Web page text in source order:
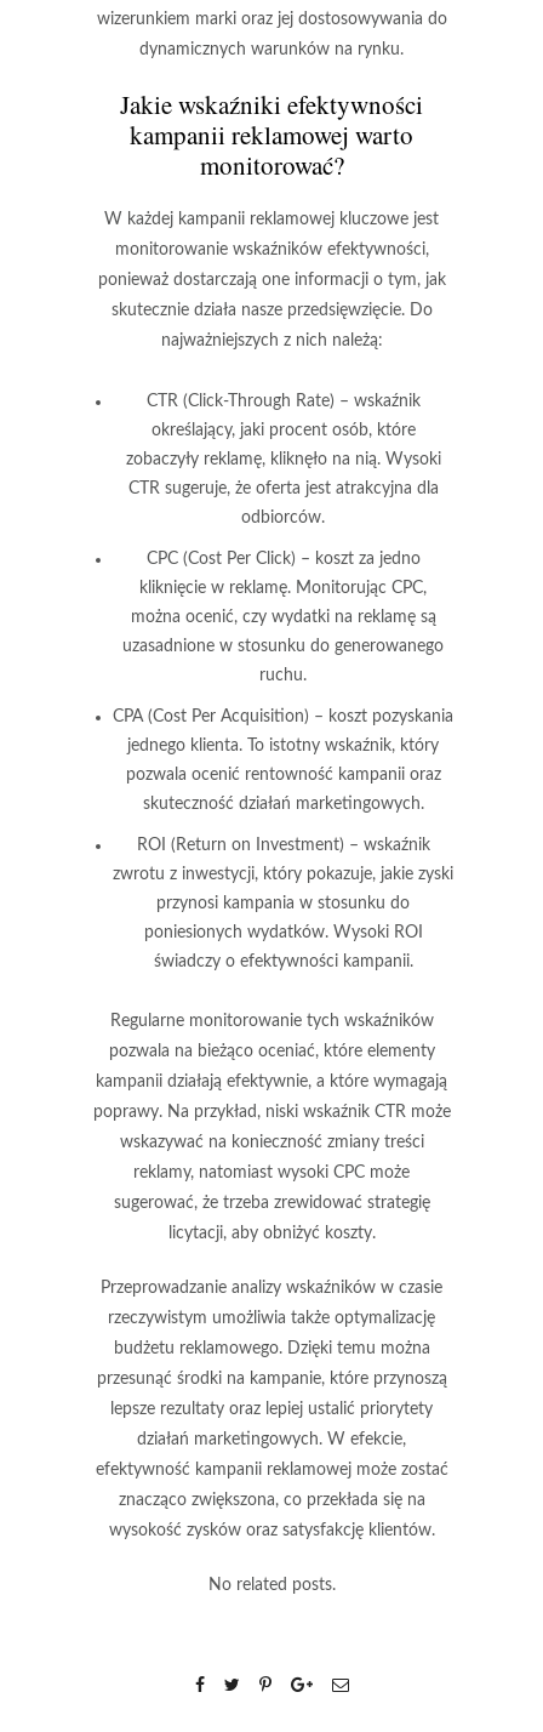
wizerunkiem marki oraz jej dostosowywania do
dynamicznych warunków na rynku.
Jakie wskaźniki efektywności
kampanii reklamowej warto
monitorować?
W każdej kampanii reklamowej kluczowe jest
monitorowanie wskaźników efektywności,
ponieważ dostarczają one informacji o tym, jak
skutecznie działa nasze przedsięwzięcie. Do
najważniejszych z nich należą:
CTR(Click-Through Rate) – wskaźnik
określający, jaki procent osób, które
zobaczyły reklamę, kliknęło na nią. Wysoki
CTR sugeruje, że oferta jest atrakcyjna dla
odbiorców.
CPC(Cost Per Click) – koszt za jedno
kliknięcie w reklamę. Monitorując CPC,
można ocenić, czy wydatki na reklamę są
uzasadnione w stosunku do generowanego
ruchu.
CPA(Cost Per Acquisition) – koszt pozyskania
jednego klienta. To istotny wskaźnik, który
pozwala ocenić rentowność kampanii oraz
skuteczność działań marketingowych.
ROI (Return on Investment) – wskaźnik
zwrotu z inwestycji, który pokazuje, jakie zyski
przynosi kampania w stosunku do
poniesionych wydatków. Wysoki ROI
świadczy o efektywności kampanii.
Regularne monitorowanie tych wskaźników
pozwala na bieżąco oceniać, które elementy
kampanii działają efektywnie, a które wymagają
poprawy. Na przykład, niski wskaźnik CTR może
wskazywać na konieczność zmiany treści
reklamy, natomiast wysoki CPC może
sugerować, że trzeba zrewidować strategię
licytacji, aby obniżyć koszty.
Przeprowadzanie analizy wskaźników w czasie
rzeczywistym umożliwia także optymalizację
budżetu reklamowego. Dzięki temu można
przesunąć środki na kampanie, które przynoszą
lepsze rezultaty oraz lepiej ustalić priorytety
działań marketingowych. W efekcie,
efektywność kampanii reklamowej może zostać
znacząco zwiększona, co przekłada się na
wysokość zysków oraz satysfakcję klientów.
No related posts.